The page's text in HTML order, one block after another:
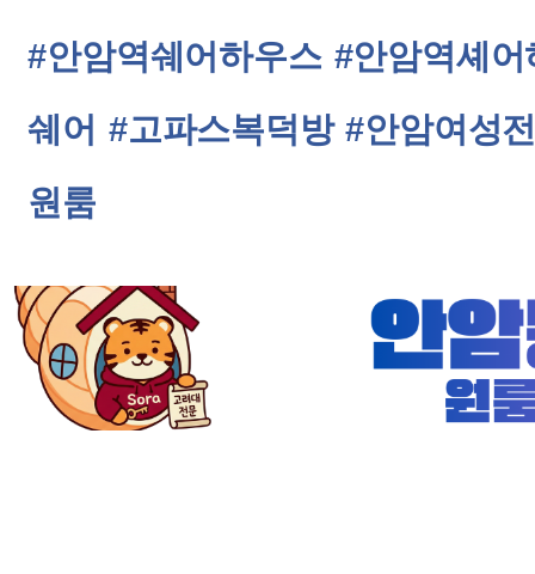
#안암역쉐어하우스 #안암역셰어
쉐어 #고파스복덕방 #안암여성
원룸